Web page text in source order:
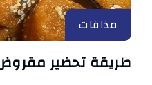
مذاقات
طريقة تحضير